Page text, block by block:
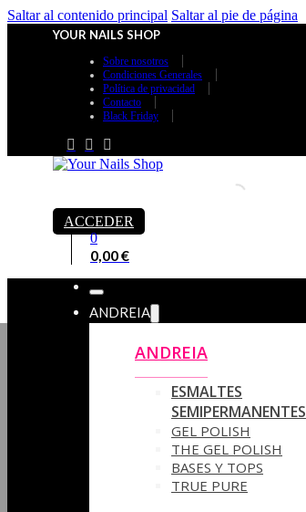
Saltar al contenido principal Saltar al pie de página
YOUR NAILS SHOP
Sobre nosotros
Condiciones Generales
Política de privacidad
Contacto
Black Friday
ACCEDER
0
0,00€
ANDREIA
ANDREIA
ESMALTES
SEMIPERMANENTES
GEL POLISH
THE GEL POLISH
BASES Y‎ TOPS
TRUE PURE